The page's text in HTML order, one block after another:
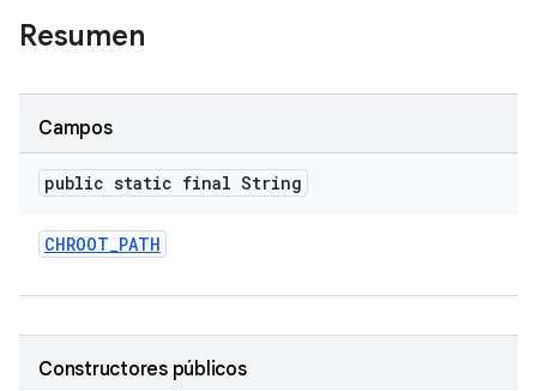
Resumen
Campos
public static final String
CHROOT_PATH
Constructores públicos